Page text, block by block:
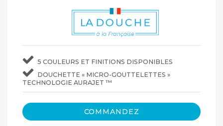
5 COULEURS ET FINITIONS DISPONIBLES
DOUCHETTE « MICRO-GOUTTELETTES »
TECHNOLOGIE AURAJET ™
COMMANDEZ